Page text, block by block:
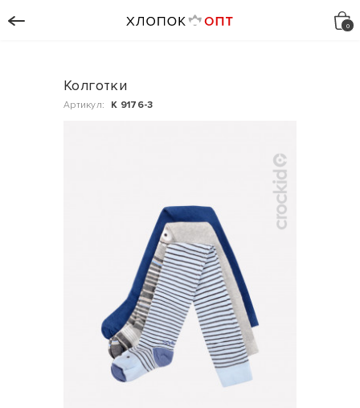
Колготки
Артикул: К 9176-3